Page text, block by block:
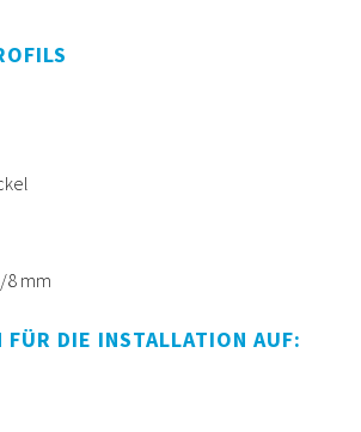
8 mm
FÜR DIE INSTALLATION AUF: